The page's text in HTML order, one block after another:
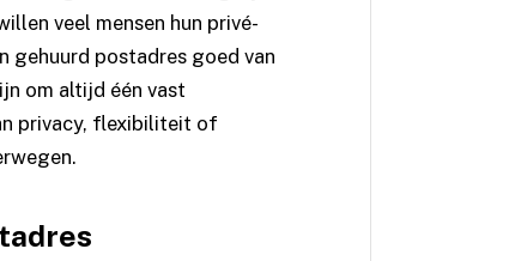
veel mensen hun privé-
gehuurd postadres goed van
om altijd één vast
privacy, flexibiliteit of